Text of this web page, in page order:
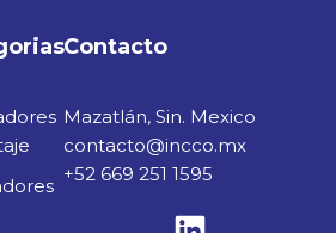
Contacto
Mazatlán, Sin. Mexico
contacto@incco.mx
+52 669 251 1595